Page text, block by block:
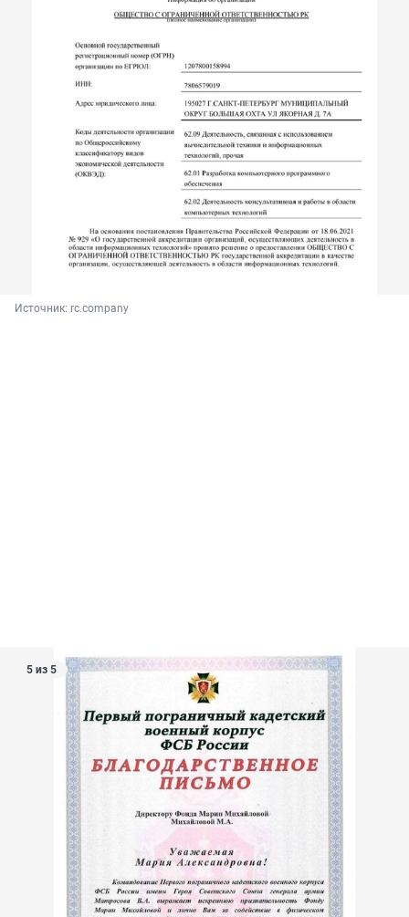
Источник: rc.company
5 из 5